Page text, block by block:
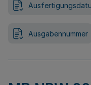
Ausgabennummer